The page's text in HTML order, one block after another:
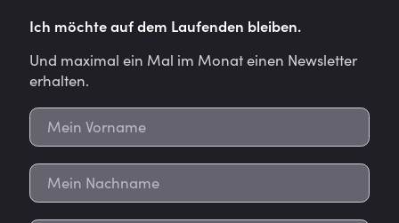
Ich möchte auf dem Laufenden bleiben.
Und maximal ein Mal im Monat einen Newsletter
erhalten.